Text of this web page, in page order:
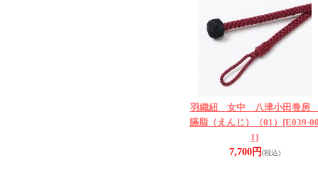
羽織紐 女中 八津小田巻
臙脂（えんじ）（01） [E039-
1]
7,700円(税込)